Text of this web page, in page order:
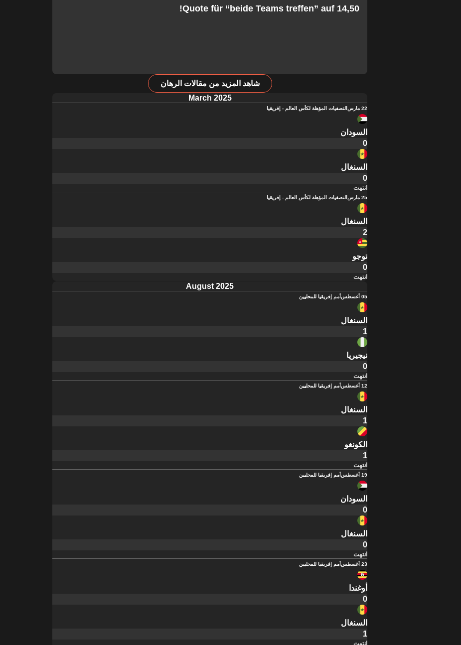
Quote für “beide Teams treffen” auf 14,50!
شاهد المزيد من مقالات الرهان
March 2025
22 مارس التصفيات المؤهلة لكأس العالم - إفريقيا
السودان
0
السنغال
0
انتهت
25 مارس التصفيات المؤهلة لكأس العالم - إفريقيا
السنغال
2
توجو
0
انتهت
August 2025
05 أغسطس أمم إفريقيا للمحليين
السنغال
1
نيجيريا
0
انتهت
12 أغسطس أمم إفريقيا للمحليين
السنغال
1
الكونغو
1
انتهت
19 أغسطس أمم إفريقيا للمحليين
السودان
0
السنغال
0
انتهت
23 أغسطس أمم إفريقيا للمحليين
أوغندا
0
السنغال
1
انتهت